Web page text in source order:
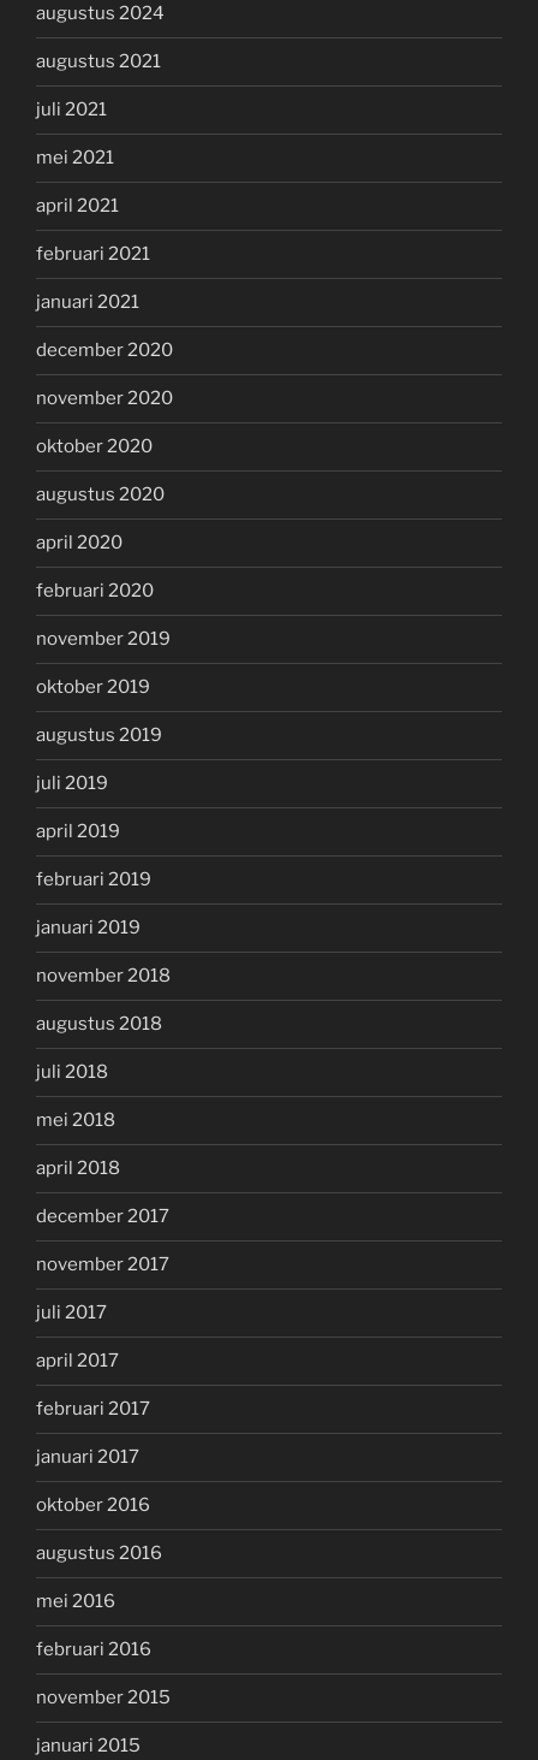
augustus 2024
augustus 2021
juli 2021
mei 2021
april 2021
februari 2021
januari 2021
december 2020
november 2020
oktober 2020
augustus 2020
april 2020
februari 2020
november 2019
oktober 2019
augustus 2019
juli 2019
april 2019
februari 2019
januari 2019
november 2018
augustus 2018
juli 2018
mei 2018
april 2018
december 2017
november 2017
juli 2017
april 2017
februari 2017
januari 2017
oktober 2016
augustus 2016
mei 2016
februari 2016
november 2015
januari 2015